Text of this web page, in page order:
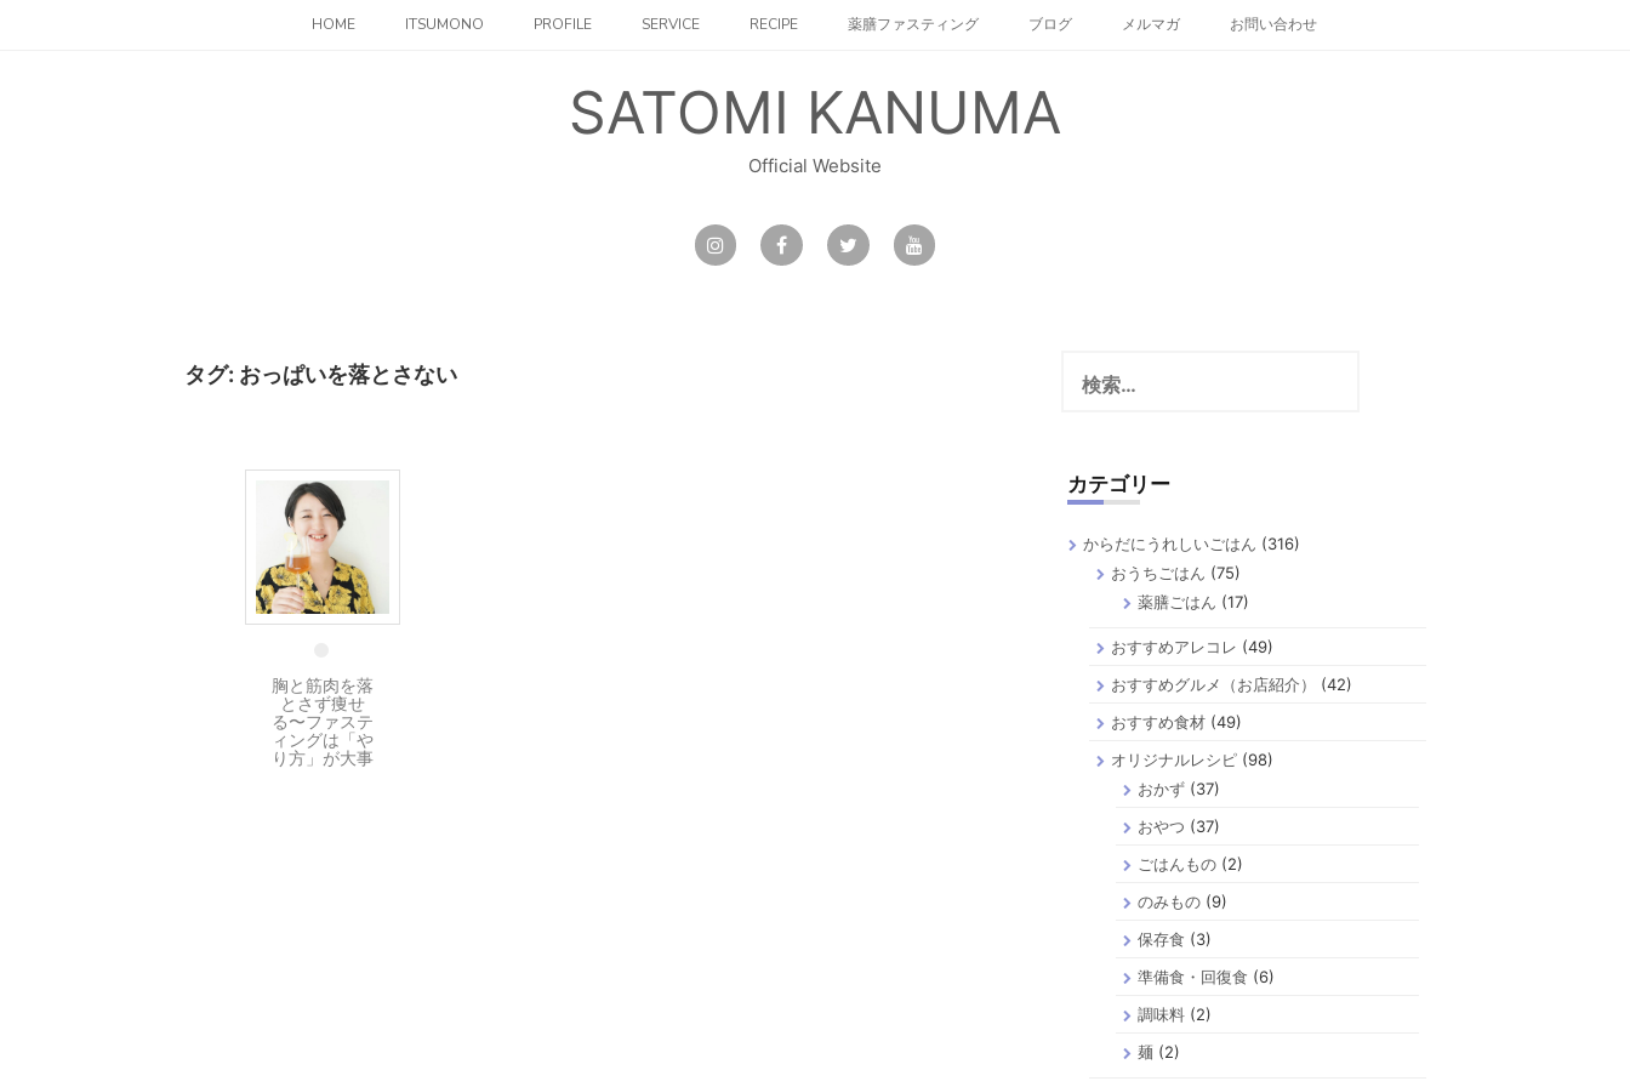
HOME ITSUMONO PROFILE SERVICE RECIPE 薬膳ファスティング ブログ メルマガ お問い合わせ
SATOMI KANUMA
Official Website
タグ: おっぱいを落とさない
2 10月
胸と筋肉を落
とさず痩せ
る〜ファステ
ィングは「や
り方」が大事
索:
カテゴリー
からだにうれしいごはん (316)
おうちごはん (75)
薬膳ごはん (17)
おすすめアレコレ (49)
おすすめグルメ（お店紹介）
(42)
おすすめ食材(49)
オリジナルレシピ(98)
おかず(37)
おやつ (37)
ごはんもの(2)
のみもの(9)
保存食 (3)
準備食・回復食 (6)
調味料(2)
麺 (2)